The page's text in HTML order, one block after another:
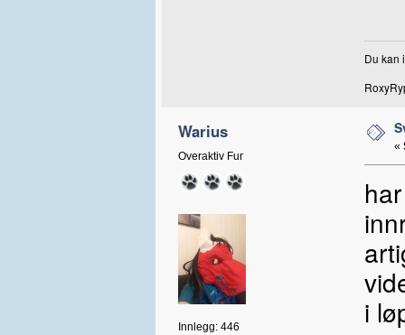
Du kan
Warius
Overaktiv Fur
Innlegg: 446
«
i